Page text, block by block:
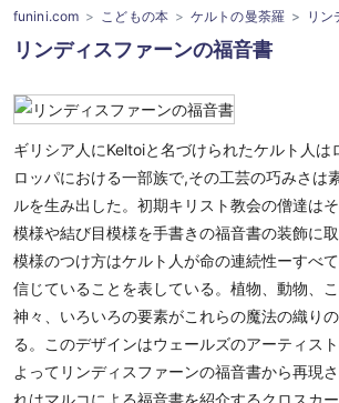
funini.com こどもの本 ケルトの曼荼羅 リン
リンディスファーンの福音書
ギリシア人にKeltoiと名づけられたケルト人は
ロッパにおける一部族で,その工芸の巧みさは
ルを生み出した。初期キリスト教会の僧達は
模様や結び目模様を手書きの福音書の装飾に
模様のつけ方はケルト人が命の連続性ーすべ
信じていることを表している。植物、動物、
神々、いろいろの要素がこれらの魔法の織り
る。このデザインはウェールズのアーティス
よってリンディスファーンの福音書から再現
れはマルコによる福音書を紹介するクロスカ